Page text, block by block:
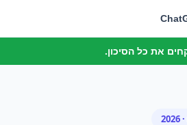
את כל הסיכון.
· 2026